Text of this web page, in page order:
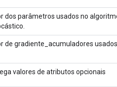
dos parâmetros usados ​​no
de gradiente_acumuladores
valores de atributos opcionais